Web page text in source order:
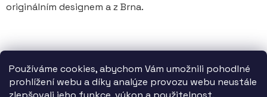
Používáme cookies, abychom Vám umožnili pohodlné
prohlížení webu a díky analýze provozu webu neustále
originálním designem a z Brna.